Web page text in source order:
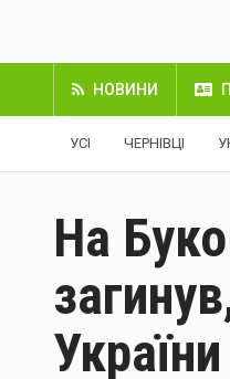
НОВИНИ
УСІ ЧЕРНІВЦІ
На
України